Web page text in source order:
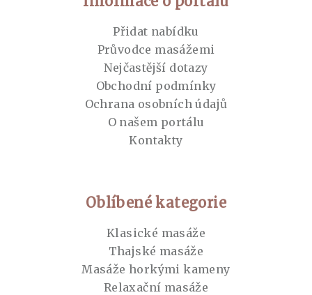
Přidat nabídku
Průvodce masážemi
Nejčastější dotazy
Obchodní podmínky
Ochrana osobních údajů
O našem portálu
Kontakty
Oblíbené kategorie
Klasické masáže
Thajské masáže
Masáže horkými kameny
Relaxační masáže